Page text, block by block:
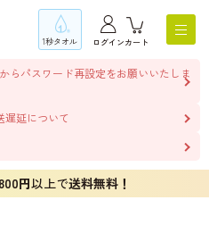
1秒タオル ログインカート
らパスワード再設定をお願いいたしま
遅延について
円以上で送料無料！